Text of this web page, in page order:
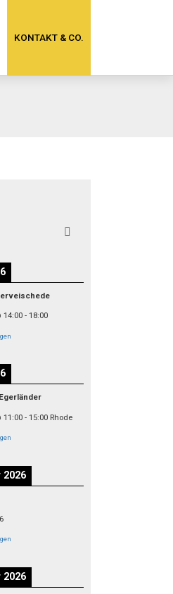
KONTAKT & CO.
14:00 -18:00
11:00 -15:00 Rhode
2026
2026